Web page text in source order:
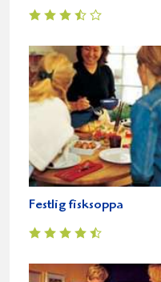
Festlig fisksoppa